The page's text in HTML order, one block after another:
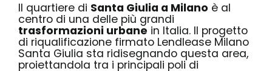
Il quartiere di Santa Giulia a Milano è al
centro di una delle più grandi
trasformazioni urbane in Italia. Il progetto
di riqualificazione firmato Lendlease Milano
Santa Giulia sta ridisegnando questa area,
proiettandola tra i principali poli di